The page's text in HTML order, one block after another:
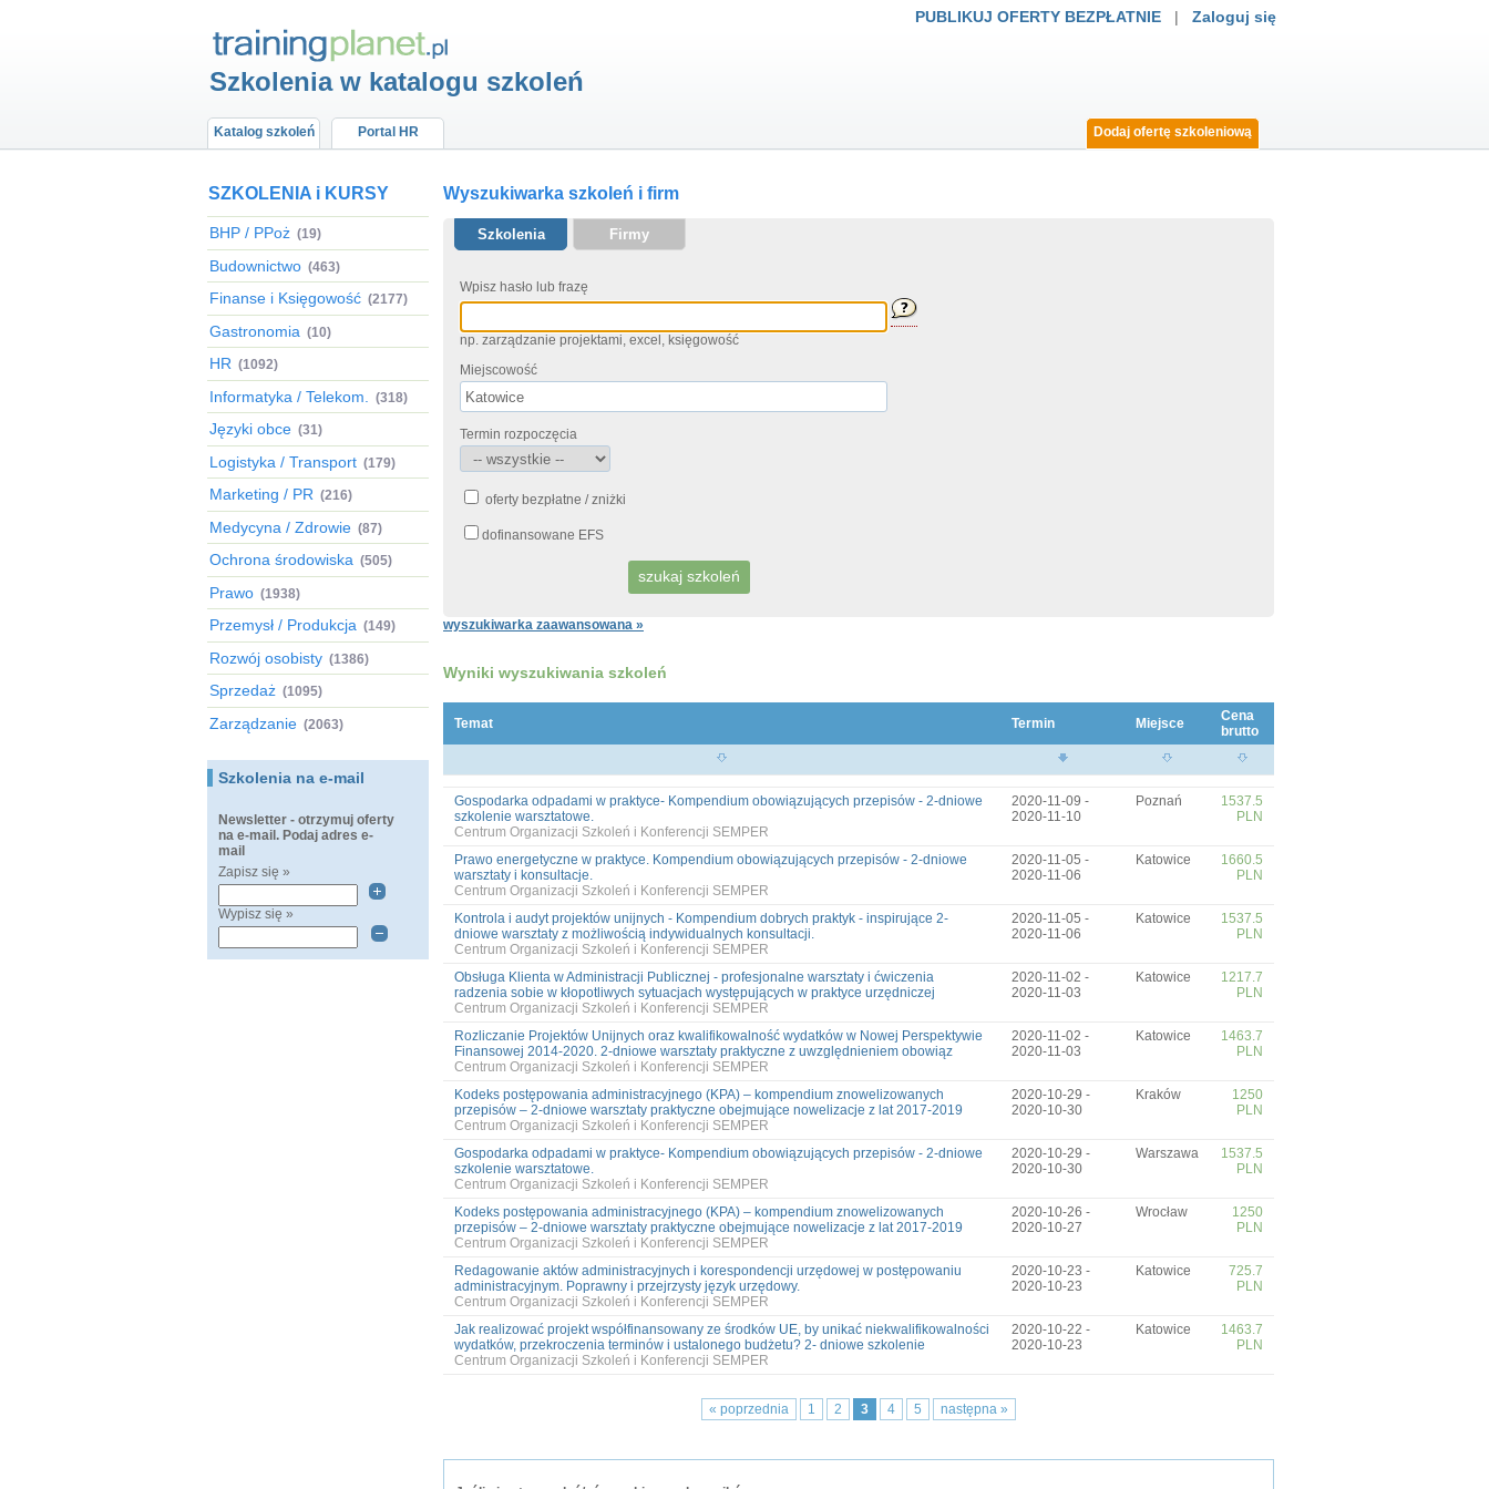
PUBLIKUJ OFERTY BEZPŁATNIE | Zaloguj się
Szkolenia w katalogu szkoleń
Katalog szkoleń Dodaj ofertę szkoleniową
Portal HR
SZKOLENIA i KURSY
BHP / PPoż (19)
Budownictwo (463)
Finanse i Księgowość (2177)
Gastronomia (10)
HR (1092)
Informatyka / Telekom. (318)
Języki obce (31)
Logistyka / Transport (179)
Marketing / PR (216)
Medycyna / Zdrowie (87)
Ochrona środowiska (505)
Prawo (1938)
Przemysł / Produkcja (149)
Rozwój osobisty (1386)
Sprzedaż (1095)
Zarządzanie (2063)
Szkolenia na e-mail
Newsletter - otrzymuj oferty
na e-mail. Podaj adres e-
mail
Zapisz się »
Wypisz się »
Wyszukiwarka szkoleń i firm
Szkolenia Firmy
Wpisz hasło lub frazę
np. zarządzanie projektami, excel, księgowość
Miejscowość
Termin rozpoczęcia
oferty bezpłatne / zniżki
dofinansowane EFS
wyszukiwarka zaawansowana »
Wyniki wyszukiwania szkoleń
Temat Termin Miejsce
Cena
brutto
Gospodarka odpadami w praktyce- Kompendium obowiązujących przepisów - 2-dniowe
szkolenie warsztatowe.
Centrum Organizacji Szkoleń i Konferencji SEMPER
2020-11-09 -
2020-11-10
Poznań
1537.5
PLN
Prawo energetyczne w praktyce. Kompendium obowiązujących przepisów - 2-dniowe
warsztaty i konsultacje.
Centrum Organizacji Szkoleń i Konferencji SEMPER
2020-11-05 -
2020-11-06
Katowice
1660.5
PLN
Kontrola i audyt projektów unijnych - Kompendium dobrych praktyk - inspirujące 2-
dniowe warsztaty z możliwością indywidualnych konsultacji.
Centrum Organizacji Szkoleń i Konferencji SEMPER
2020-11-05 -
2020-11-06
Katowice
1537.5
PLN
Obsługa Klienta w Administracji Publicznej - profesjonalne warsztaty i ćwiczenia
radzenia sobie w kłopotliwych sytuacjach występujących w praktyce urzędniczej
Centrum Organizacji Szkoleń i Konferencji SEMPER
2020-11-02 -
2020-11-03
Katowice
1217.7
PLN
Rozliczanie Projektów Unijnych oraz kwalifikowalność wydatków w Nowej Perspektywie
Finansowej 2014-2020. 2-dniowe warsztaty praktyczne z uwzględnieniem obowiąz
Centrum Organizacji Szkoleń i Konferencji SEMPER
2020-11-02 -
2020-11-03
Katowice
1463.7
PLN
Kodeks postępowania administracyjnego (KPA) – kompendium znowelizowanych
przepisów – 2-dniowe warsztaty praktyczne obejmujące nowelizacje z lat 2017-2019
Centrum Organizacji Szkoleń i Konferencji SEMPER
2020-10-29 -
2020-10-30
Kraków
1250
PLN
Gospodarka odpadami w praktyce- Kompendium obowiązujących przepisów - 2-dniowe
szkolenie warsztatowe.
Centrum Organizacji Szkoleń i Konferencji SEMPER
2020-10-29 -
2020-10-30
Warszawa
1537.5
PLN
Kodeks postępowania administracyjnego (KPA) – kompendium znowelizowanych
przepisów – 2-dniowe warsztaty praktyczne obejmujące nowelizacje z lat 2017-2019
Centrum Organizacji Szkoleń i Konferencji SEMPER
2020-10-26 -
2020-10-27
Wrocław
1250
PLN
Redagowanie aktów administracyjnych i korespondencji urzędowej w postępowaniu
administracyjnym. Poprawny i przejrzysty język urzędowy.
Centrum Organizacji Szkoleń i Konferencji SEMPER
2020-10-23 -
2020-10-23
Katowice
725.7
PLN
Jak realizować projekt współfinansowany ze środków UE, by unikać niekwalifikowalności
wydatków, przekroczenia terminów i ustalonego budżetu? 2- dniowe szkolenie
Centrum Organizacji Szkoleń i Konferencji SEMPER
2020-10-22 -
2020-10-23
Katowice
1463.7
PLN
« poprzednia 1 2 3 4 5 następna »